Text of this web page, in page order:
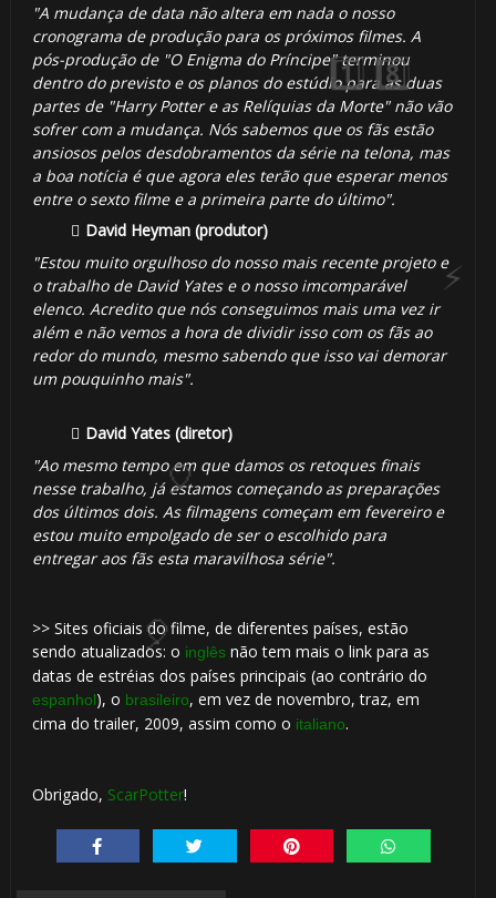
"A mudança de data não altera em nada o nosso
cronograma de produção para os próximos filmes. A
pós-produção de "O Enigma do Príncipe" terminou
dentro do previsto e os planos do estúdio para as duas
partes de "Harry Potter e as Relíquias da Morte" não vão
sofrer com a mudança. Nós sabemos que os fãs estão
ansiosos pelos desdobramentos da série na telona, mas
a boa notícia é que agora eles terão que esperar menos
entre o sexto filme e a primeira parte do último".
David Heyman (produtor)
"Estou muito orgulhoso do nosso mais recente projeto e
o trabalho de David Yates e o nosso imcomparável
elenco. Acredito que nós conseguimos mais uma vez ir
além e não vemos a hora de dividir isso com os fãs ao
redor do mundo, mesmo sabendo que isso vai demorar
um pouquinho mais".
David Yates (diretor)
"Ao mesmo tempo em que damos os retoques finais
nesse trabalho, já estamos começando as preparações
dos últimos dois. As filmagens começam em fevereiro e
estou muito empolgado de ser o escolhido para
entregar aos fãs esta maravilhosa série".
>> Sites oficiais do filme, de diferentes países, estão
sendo atualizados: o inglêsnão tem mais o link para as
datas de estréias dos países principais (ao contrário do
espanhol), o brasileiro, em vez de novembro, traz, em
cima do trailer, 2009, assim como o italiano.
Obrigado, ScarPotter!
🎈